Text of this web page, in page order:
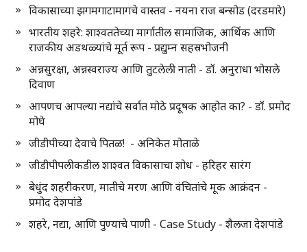
विकासाच्या झगमगाटामागचे वास्तव - नयना राज बन्सोड (दरडमारे)
भारतीय शहरे: शाश्वततेच्या मार्गातील सामाजिक, आर्थिक आणि
राजकीय अडथळ्यांचे मूर्त रूप - प्रद्युम्न सहस्रभोजनी
अन्नसुरक्षा, अन्नस्वराज्य आणि तुटलेली नाती - डॉ. अनुराधा भोसले
दिवाण
आपणच आपल्या नद्यांचे सर्वात मोठे प्रदूषक आहोत का? - डॉ. प्रमोद
मोघे
जीडीपीच्या देवाचे पितळ! - अनिकेत मोताळे
जीडीपीपलीकडील शाश्वत विकासाचा शोध - हरिहर सारंग
बेधुंद शहरीकरण, मातीचे मरण आणि वंचितांचे मूक आक्रंदन -
प्रमोद देशपांडे
शहरे, नद्या, आणि पुण्याचे पाणी - Case Study - शैलजा देशपांडे